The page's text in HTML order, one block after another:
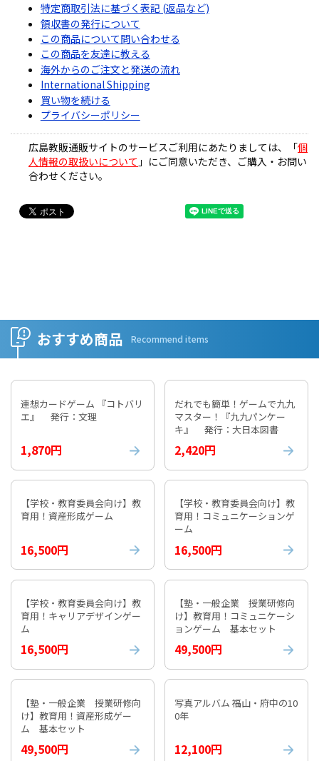
特定商取引法に基づく表記 (返品など)
領収書の発行について
この商品について問い合わせる
この商品を友達に教える
海外からのご注文と発送の流れ
International Shipping
買い物を続ける
プライバシーポリシー
広島教販通販サイトのサービスご利用にあたりましては、「個
人情報の取扱いについて 」にご同意いただき、ご購入・お問い
合わせください。
おすすめ商品 Recommend items
連想カードゲーム 『コトバリ
エ』 発行：文理
1,870円
だれでも簡単！ゲームで九九
マスター！『九九パンケー
キ』 発行：大日本図書
2,420円
【学校・教育委員会向け】教
育用！資産形成ゲーム
16,500円
【学校・教育委員会向け】教
育用！コミュニケーションゲ
ーム
16,500円
【学校・教育委員会向け】教
育用！キャリアデザインゲー
ム
16,500円
【塾・一般企業 授業研修向
け】教育用！コミュニケーシ
ョンゲーム 基本セット
49,500円
【塾・一般企業 授業研修向
け】教育用！資産形成ゲー
ム 基本セット
49,500円
写真アルバム 福山・府中の10
0年
12,100円